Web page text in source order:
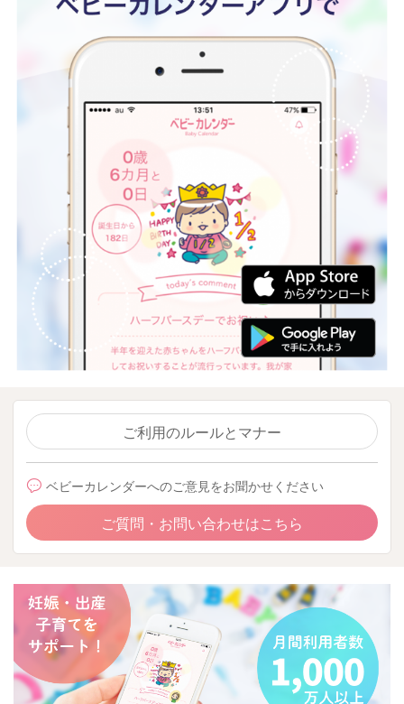
ご利用のルールとマナー
ベビーカレンダーへのご意見をお聞かせください
ご質問・お問い合わせはこちら